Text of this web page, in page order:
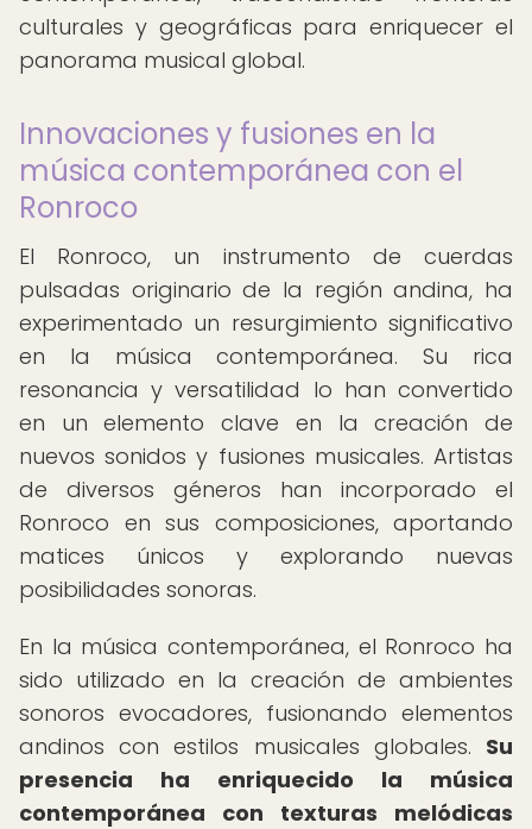
culturales y geográficas para enriquecer el
panorama musical global.
Innovaciones y fusiones en la
música contemporánea con el
Ronroco
El Ronroco, un instrumento de cuerdas
pulsadas originario de la región andina, ha
experimentado un resurgimiento significativo
en la música contemporánea. Su rica
resonancia y versatilidad lo han convertido
en un elemento clave en la creación de
nuevos sonidos y fusiones musicales. Artistas
de diversos géneros han incorporado el
Ronroco en sus composiciones, aportando
matices únicos y explorando nuevas
posibilidades sonoras.
En la música contemporánea, el Ronroco ha
sido utilizado en la creación de ambientes
sonoros evocadores, fusionando elementos
andinos con estilos musicales globales. Su
presencia ha enriquecido la música
contemporánea con texturas melódicas